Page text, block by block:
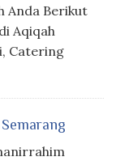
Anda Berikut
Aqiqah
Catering